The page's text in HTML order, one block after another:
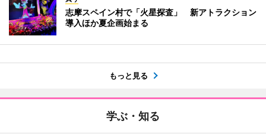
志摩スペイン村で「火星探査」 新アトラクション
導入ほか夏企画始まる
もっと見る
学ぶ・知る